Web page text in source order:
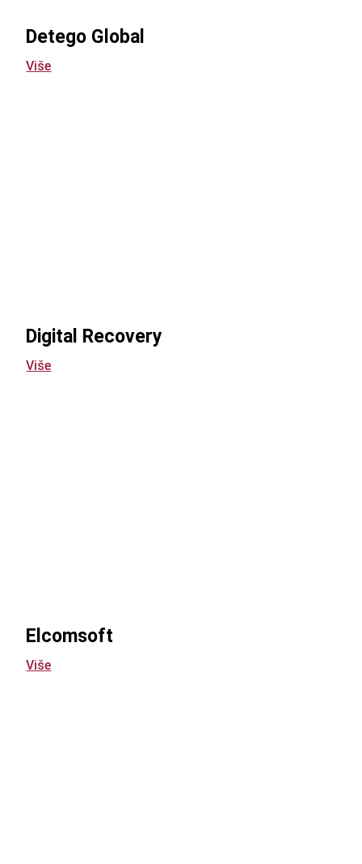
Detego Global
Više
Digital Recovery
Više
Elcomsoft
Više